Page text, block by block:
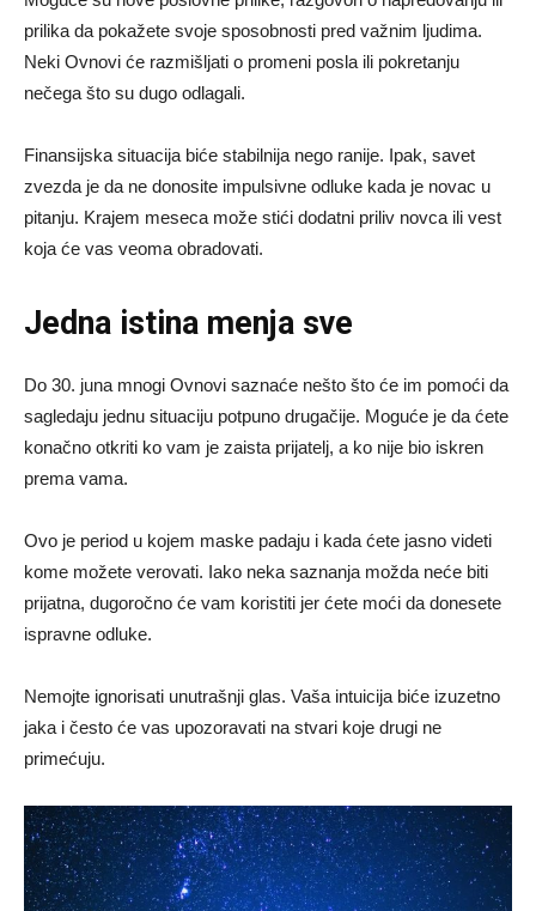
prilika da pokažete svoje sposobnosti pred važnim ljudima.
Neki Ovnovi će razmišljati o promeni posla ili pokretanju
nečega što su dugo odlagali.
Finansijska situacija biće stabilnija nego ranije. Ipak, savet
zvezda je da ne donosite impulsivne odluke kada je novac u
pitanju. Krajem meseca može stići dodatni priliv novca ili vest
koja će vas veoma obradovati.
Jedna istina menja sve
Do 30. juna mnogi Ovnovi saznaće nešto što će im pomoći da
sagledaju jednu situaciju potpuno drugačije. Moguće je da ćete
konačno otkriti ko vam je zaista prijatelj, a ko nije bio iskren
prema vama.
Ovo je period u kojem maske padaju i kada ćete jasno videti
kome možete verovati. Iako neka saznanja možda neće biti
prijatna, dugoročno će vam koristiti jer ćete moći da donesete
ispravne odluke.
Nemojte ignorisati unutrašnji glas. Vaša intuicija biće izuzetno
jaka i često će vas upozoravati na stvari koje drugi ne
primećuju.